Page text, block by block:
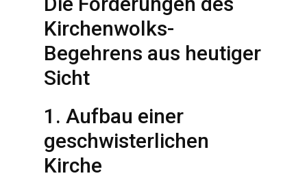
Kirchenwolks-
Begehrens aus heutiger
Sicht
1. Aufbau einer
geschwisterlichen
Kirche